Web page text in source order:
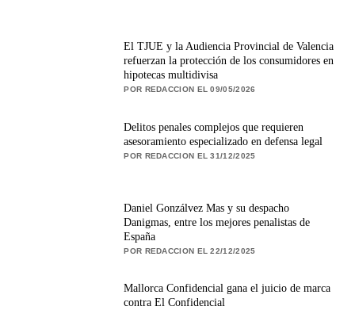
El TJUE y la Audiencia Provincial de Valencia
refuerzan la protección de los consumidores en
hipotecas multidivisa
POR REDACCION EL 09/05/2026
Delitos penales complejos que requieren
asesoramiento especializado en defensa legal
POR REDACCION EL 31/12/2025
Daniel Gonzálvez Mas y su despacho
Danigmas, entre los mejores penalistas de
España
POR REDACCION EL 22/12/2025
Mallorca Confidencial gana el juicio de marca
contra El Confidencial